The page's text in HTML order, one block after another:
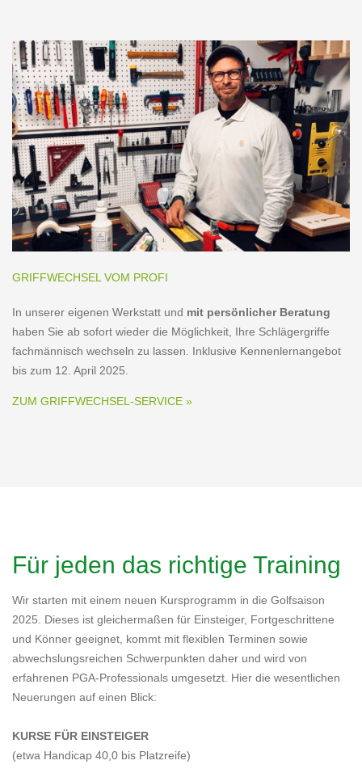
GRIFFWECHSEL VOM PROFI
In unserer eigenen Werkstatt und mit persönlicher Beratung
haben Sie ab sofort wieder die Möglichkeit, Ihre Schlägergriffe
fachmännisch wechseln zu lassen. Inklusive Kennenlernangebot
bis zum 12. April 2025.
ZUM GRIFFWECHSEL-SERVICE »
Für jeden das richtige Training
Wir starten mit einem neuen Kursprogramm in die Golfsaison
2025. Dieses ist gleichermaßen für Einsteiger, Fortgeschrittene
und Könner geeignet, kommt mit flexiblen Terminen sowie
abwechslungsreichen Schwerpunkten daher und wird von
erfahrenen PGA-Professionals umgesetzt. Hier die wesentlichen
Neuerungen auf einen Blick:
KURSE FÜR EINSTEIGER
(etwa Handicap 40,0 bis Platzreife)